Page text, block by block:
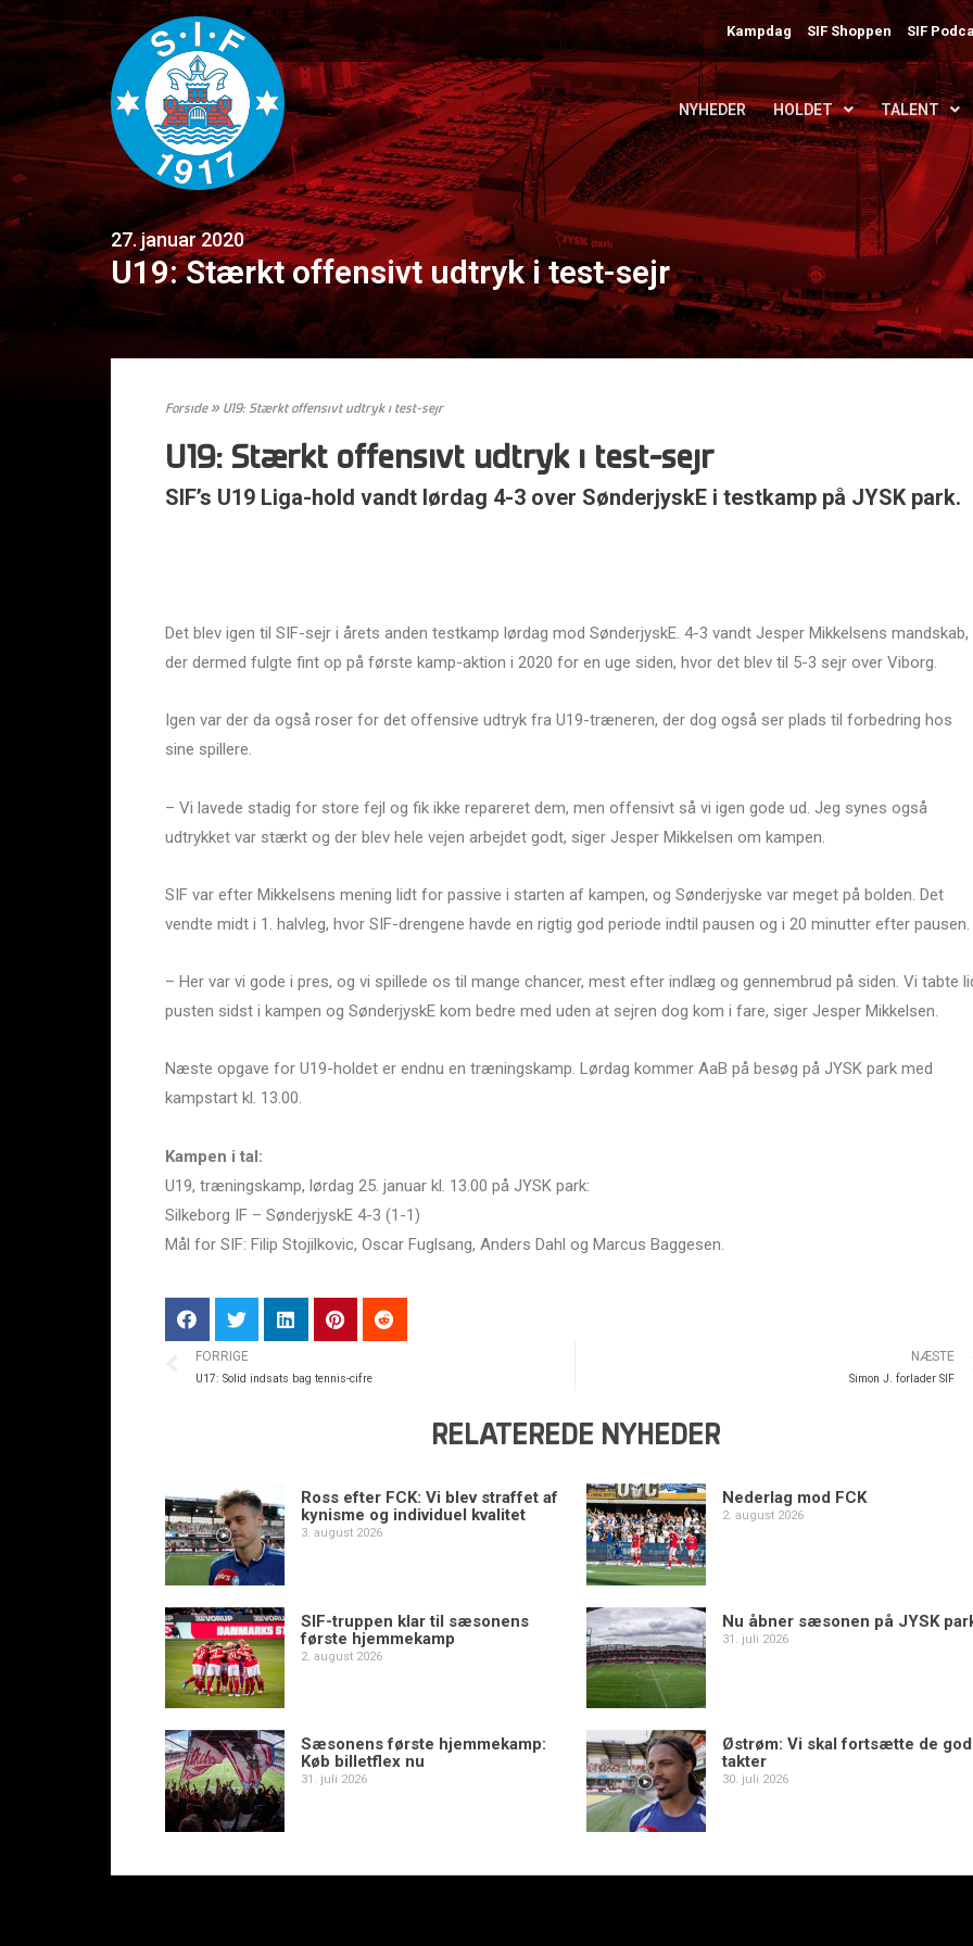
Kampdag SIF Shoppen SIF
NYHEDER HOLDET TALENT
27. januar 2020
U19: Stærkt offensivt udtryk i test-sejr
Forside» U19: Stærkt offensivt udtryk i test-sejr
U19: Stærkt offensivt udtryk i test-sejr
SIF’s U19 Liga-hold vandt lørdag 4-3 over SønderjyskE i testkamp på JYSK park.
Det blev igen til SIF-sejr i årets anden testkamp lørdag mod SønderjyskE. 4-3 vandt Jesper Mikkelsens mandskab,
der dermed fulgte fint op på første kamp-aktion i 2020 for en uge siden, hvor det blev til 5-3 sejr over Viborg.
Igen var der da også roser for det offensive udtryk fra U19-træneren, der dog også ser plads til forbedring hos
sine spillere.
– Vi lavede stadig for store fejl og fik ikke repareret dem, men offensivt så vi igen gode ud. Jeg synes også
udtrykket var stærkt og der blev hele vejen arbejdet godt, siger Jesper Mikkelsen om kampen.
SIF var efter Mikkelsens mening lidt for passive i starten af kampen, og Sønderjyske var meget på bolden. Det
vendte midt i 1. halvleg, hvor SIF-drengene havde en rigtig god periode indtil pausen og i 20 minutter efter pausen.
– Her var vi gode i pres, og vi spillede os til mange chancer, mest efter indlæg og gennembrud på siden. Vi tabte
pusten sidst i kampen og SønderjyskE kom bedre med uden at sejren dog kom i fare, siger Jesper Mikkelsen.
Næste opgave for U19-holdet er endnu en træningskamp. Lørdag kommer AaB på besøg på JYSK park med
kampstart kl. 13.00.
Kampen i tal:
U19, træningskamp, lørdag 25. januar kl. 13.00 på JYSK park:
Silkeborg IF – SønderjyskE 4-3 (1-1)
Mål for SIF: Filip Stojilkovic, Oscar Fuglsang, Anders Dahl og Marcus Baggesen.
FORRIGE
U17: Solid indsats bag tennis-cifre
NÆSTE
Simon J. forlader SIF
RELATEREDE NYHEDER
Ross efter FCK: Vi blev straffet af
kynisme og individuel kvalitet
3. august 2026
Nederlag mod FCK
2. august 2026
SIF-truppen klar til sæsonens
første hjemmekamp
2. august 2026
Nu åbner sæsonen på JYSK
31. juli 2026
Sæsonens første hjemmekamp:
Køb billetflex nu
31. juli 2026
Østrøm: Vi skal fortsætte de
takter
30. juli 2026